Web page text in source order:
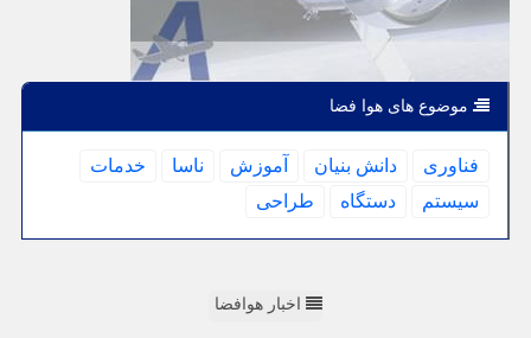
موضوع های هوا فضا
فناوری دانش بنیان آموزش ناسا
خدمات
سیستم
دستگاه طراحی
اخبار هوافضا